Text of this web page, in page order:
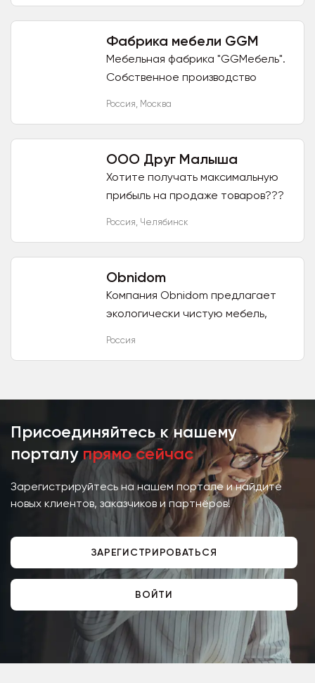
класса...
Фабрика мебели GGM
Мебельная фабрика "GGMебель".
Собственное производство
Россия, Москва
ООО Друг Малыша
Хотите получать максимальную
прибыль на продаже товаров???
Россия, Челябинск
Obnidom
Компания Obnidom предлагает
экологически чистую мебель,
Россия
Присоединяйтесь к нашему
порталу прямо сейчас
Зарегистрируйтесь на нашем портале и найдите
новых клиентов, заказчиков и партнёров!
ЗАРЕГИСТРИРОВАТЬСЯ
ВОЙТИ